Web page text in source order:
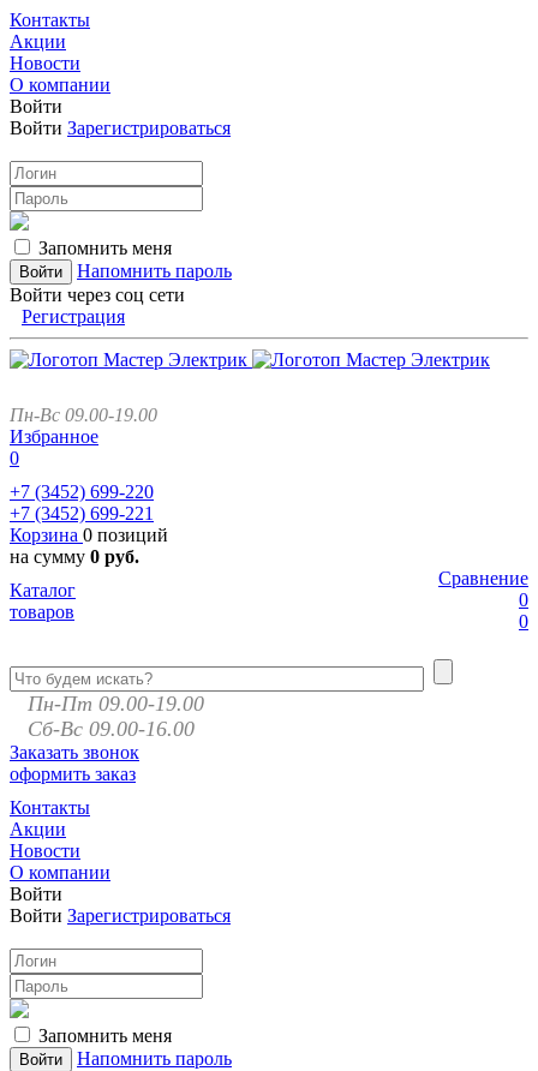
Контакты
Акции
Новости
О компании
Войти
Войти Зарегистрироваться
Запомнить меня
Напомнить пароль
Войти через соц сети
Регистрация
Пн-Вс 09.00-19.00
Избранное
0
+7 (3452) 699-220
+7 (3452) 699-221
Корзина 0 позиций
на сумму 0 руб.
Сравнение
0
0
Каталог
товаров
Пн-Пт 09.00-19.00
Сб-Вс 09.00-16.00
Заказать звонок
оформить заказ
Контакты
Акции
Новости
О компании
Войти
Войти Зарегистрироваться
Запомнить меня
Напомнить пароль